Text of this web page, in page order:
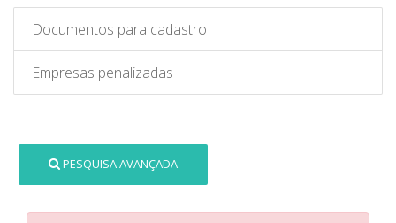
Documentos para cadastro
Empresas penalizadas
PESQUISA AVANÇADA